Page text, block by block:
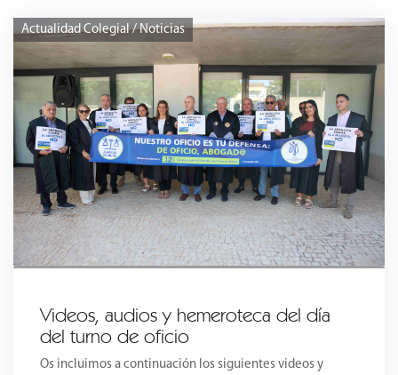
Actualidad Colegial / Noticias
Videos, audios y hemeroteca del día
del turno de oficio
Os incluimos a continuación los siguientes videos y